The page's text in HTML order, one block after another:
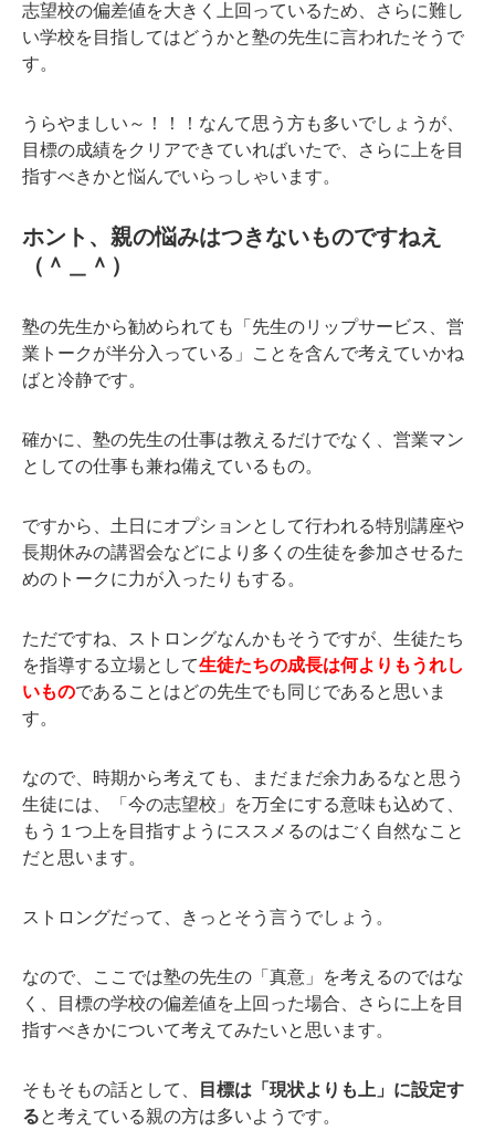
志望校の偏差値を大きく上回っているため、さらに難し
い学校を目指してはどうかと塾の先生に言われたそうで
す。
うらやましい～！！！なんて思う方も多いでしょうが、
目標の成績をクリアできていればいたで、さらに上を目
指すべきかと悩んでいらっしゃいます。
ホント、親の悩みはつきないものですねえ
（＾＿＾）
塾の先生から勧められても「先生のリップサービス、営
業トークが半分入っている」ことを含んで考えていかね
ばと冷静です。
確かに、塾の先生の仕事は教えるだけでなく、営業マン
としての仕事も兼ね備えているもの。
ですから、土日にオプションとして行われる特別講座や
長期休みの講習会などにより多くの生徒を参加させるた
めのトークに力が入ったりもする。
ただですね、ストロングなんかもそうですが、生徒たち
を指導する立場として生徒たちの成長は何よりもうれし
いものであることはどの先生でも同じであると思いま
す。
なので、時期から考えても、まだまだ余力あるなと思う
生徒には、「今の志望校」を万全にする意味も込めて、
もう１つ上を目指すようにススメるのはごく自然なこと
だと思います。
ストロングだって、きっとそう言うでしょう。
なので、ここでは塾の先生の「真意」を考えるのではな
く、目標の学校の偏差値を上回った場合、さらに上を目
指すべきかについて考えてみたいと思います。
そもそもの話として、
目標は「現状よりも上」に設定す
ると考えている親の方は多いようです。